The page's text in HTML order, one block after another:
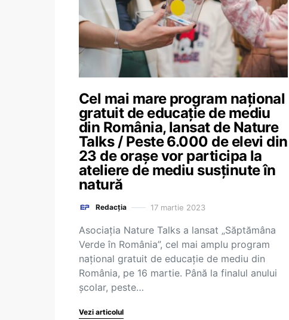
Cel mai mare program național
gratuit de educație de mediu
din România, lansat de Nature
Talks / Peste 6.000 de elevi din
23 de orașe vor participa la
ateliere de mediu susținute în
natură
Redacția 17 martie 2023
Asociația Nature Talks a lansat „Săptămâna
Verde în România”, cel mai amplu program
național gratuit de educație de mediu din
România, pe 16 martie. Până la finalul anului
școlar, peste…
Vezi articolul